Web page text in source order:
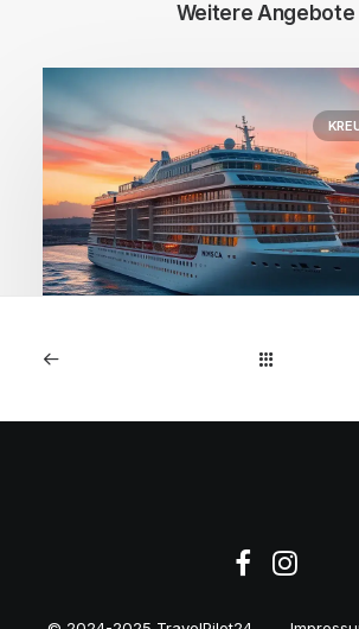
Weitere Angebote
1. Januar 2026